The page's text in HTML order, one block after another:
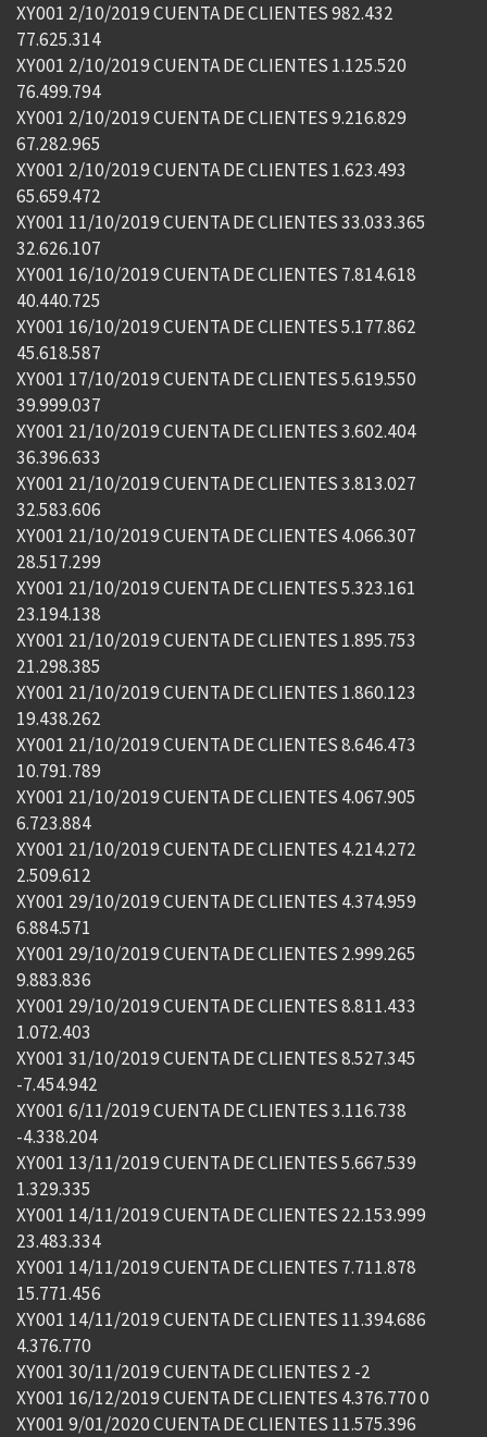
XY001 2/10/2019 CUENTA DE CLIENTES 982.432
77.625.314
XY001 2/10/2019 CUENTA DE CLIENTES 1.125.520
76.499.794
XY001 2/10/2019 CUENTA DE CLIENTES 9.216.829
67.282.965
XY001 2/10/2019 CUENTA DE CLIENTES 1.623.493
65.659.472
XY001 11/10/2019 CUENTA DE CLIENTES 33.033.365
32.626.107
XY001 16/10/2019 CUENTA DE CLIENTES 7.814.618
40.440.725
XY001 16/10/2019 CUENTA DE CLIENTES 5.177.862
45.618.587
XY001 17/10/2019 CUENTA DE CLIENTES 5.619.550
39.999.037
XY001 21/10/2019 CUENTA DE CLIENTES 3.602.404
36.396.633
XY001 21/10/2019 CUENTA DE CLIENTES 3.813.027
32.583.606
XY001 21/10/2019 CUENTA DE CLIENTES 4.066.307
28.517.299
XY001 21/10/2019 CUENTA DE CLIENTES 5.323.161
23.194.138
XY001 21/10/2019 CUENTA DE CLIENTES 1.895.753
21.298.385
XY001 21/10/2019 CUENTA DE CLIENTES 1.860.123
19.438.262
XY001 21/10/2019 CUENTA DE CLIENTES 8.646.473
10.791.789
XY001 21/10/2019 CUENTA DE CLIENTES 4.067.905
6.723.884
XY001 21/10/2019 CUENTA DE CLIENTES 4.214.272
2.509.612
XY001 29/10/2019 CUENTA DE CLIENTES 4.374.959
6.884.571
XY001 29/10/2019 CUENTA DE CLIENTES 2.999.265
9.883.836
XY001 29/10/2019 CUENTA DE CLIENTES 8.811.433
1.072.403
XY001 31/10/2019 CUENTA DE CLIENTES 8.527.345
-7.454.942
XY001 6/11/2019 CUENTA DE CLIENTES 3.116.738
-4.338.204
XY001 13/11/2019 CUENTA DE CLIENTES 5.667.539
1.329.335
XY001 14/11/2019 CUENTA DE CLIENTES 22.153.999
23.483.334
XY001 14/11/2019 CUENTA DE CLIENTES 7.711.878
15.771.456
XY001 14/11/2019 CUENTA DE CLIENTES 11.394.686
4.376.770
XY001 30/11/2019 CUENTA DE CLIENTES 2 -2
XY001 16/12/2019 CUENTA DE CLIENTES 4.376.770 0
XY001 9/01/2020 CUENTA DE CLIENTES 11.575.396